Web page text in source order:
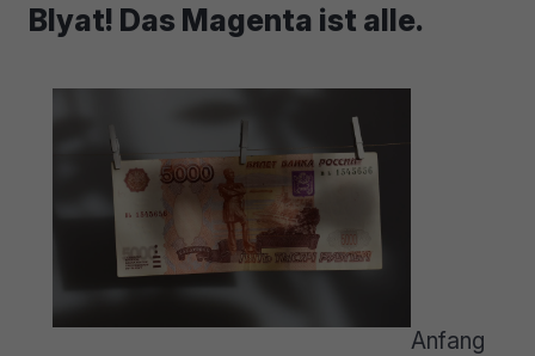
Blyat! Das Magenta ist alle.
Anfang